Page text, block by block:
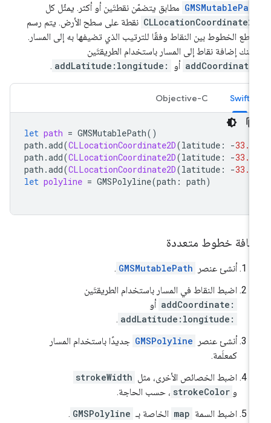
مطابق يتضمّن نقطتَين أو أكثر. يمثّل كل
نقطة على سطح الأرض. يتم رسم
الخطوط بين النقاط وفقًا للترتيب الذي تضيفها به إلى المسار.
إضافة نقاط إلى المسار باستخدام الطريقتَين
أو addLatitude:longitude:
.
Swift
Objective-C
let path = GMSMutablePath
path.add(CLLocationCoordinate2D(latitude: -
path.add(CLLocationCoordinate2D(latitude: -
path.add(CLLocationCoordinate2D(latitude: -
let polyline = GMSPolyline(path: path
خطوط متعددة
أنشئ عنصر GMSMutablePath
.
اضبط النقاط في المسار باستخدام الطريقتَين
addCoordinate: أو
addLatitude:longitude:
.
أنشئ عنصر GMSPolyline جديدًا باستخدام المسار
كمعلَمة.
اضبط الخصائص الأخرى، مثل strokeWidth
strokeColor ، حسب الحاجة.
اضبط السمة map الخاصة بـ GMSPolyline
.